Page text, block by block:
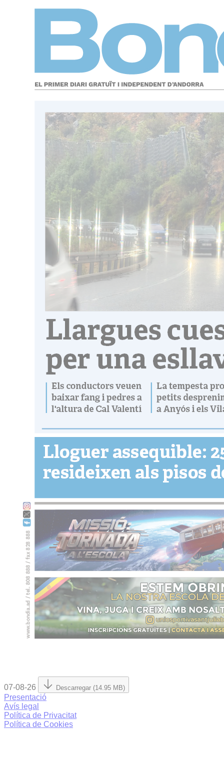
07-08-26 Descarregar (14.95 MB)
Presentació
Avís legal
Política de Privacitat
Política de Cookies